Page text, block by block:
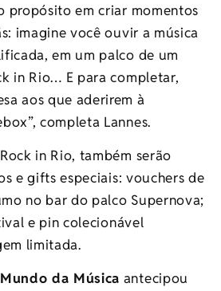
propósito em criar momentos
imagine você ouvir a música
em um palco de um
in Rio… E para completar,
aos que aderirem à
completa Lannes.
in Rio, também serão
e gifts especiais: vouchers de
no bar do palco Supernova;
e pin colecionável
limitada.
Mundo da Música antecipou